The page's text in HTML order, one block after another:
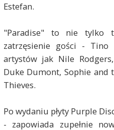
Estefan.
"Paradise" to nie tylko
zatrzęsienie gości - Tino
artystów jak Nile
Duke Dumont, Sophie and
Thieves.
Po wydaniu płyty Purple
- zapowiada zupełnie